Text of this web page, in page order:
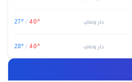
حار وصافٍ 40°
/
27°
حار وصافٍ 40°
/
28°